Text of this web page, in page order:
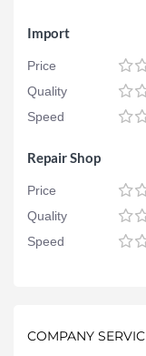
Import
Price
Quality
Speed
Repair Shop
Price
Quality
Speed
COMPANY